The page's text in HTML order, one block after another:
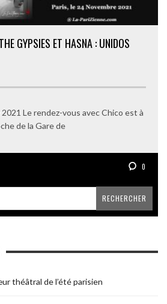
GYPSIES ET HASNA : UNIDOS
Le rendez-vous avec Chico est à
de la Gare de
0
théâtral de l’été parisien